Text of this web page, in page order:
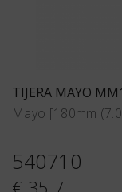
TIJERA MAYO
Mayo [180mm
540710